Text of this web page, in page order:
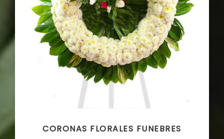
CORONAS FLORALES FUNEBRES